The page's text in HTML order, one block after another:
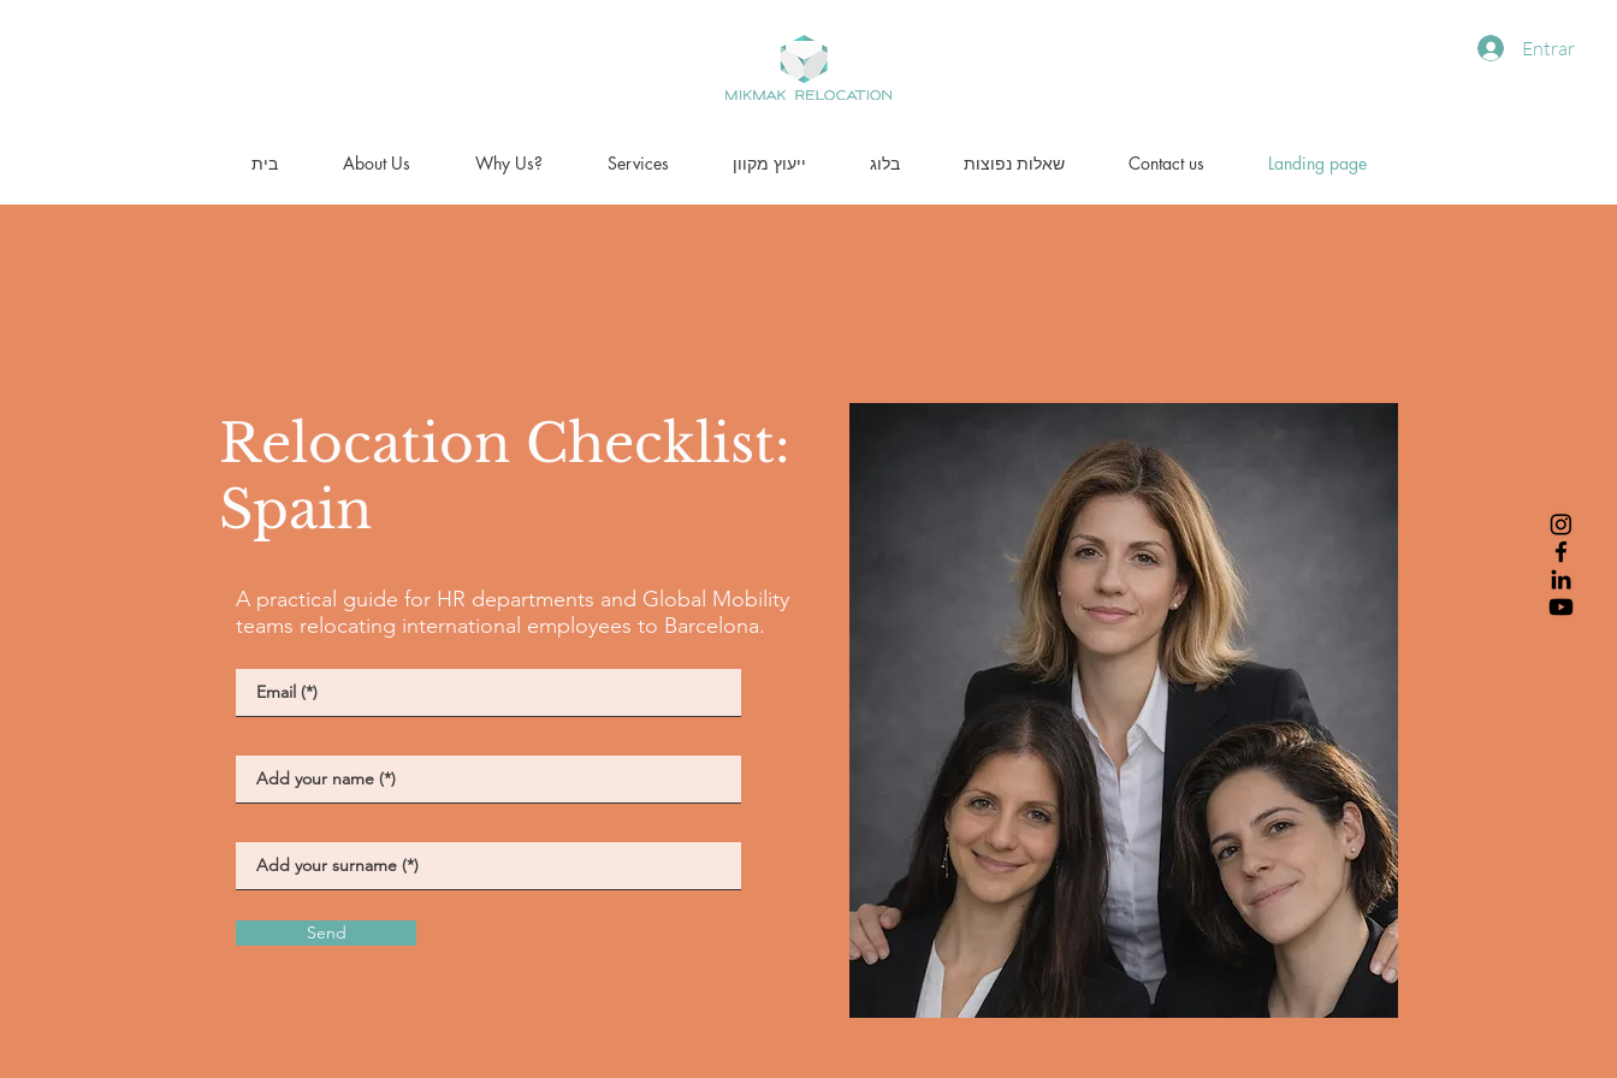
Entrar
בית About Us Why Us? Services ייעוץ מקוון בלוג שאלות נפוצות Contact us Landing page
Relocation Checklist:
Spain
A practical guide for HR departments and Global Mobility
teams relocating international employees to Barcelona.
Send